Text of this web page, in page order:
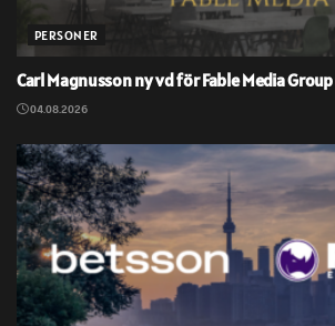
PERSONER
Carl Magnusson ny vd för Fable Media Group
04.08.2026